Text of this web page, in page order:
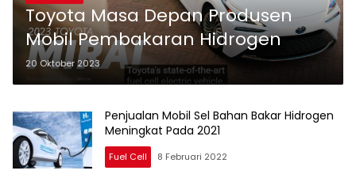
Toyota Masa Depan Produsen
Mobil Pembakaran Hidrogen
20 Oktober 2023
Penjualan Mobil Sel Bahan Bakar Hidrogen
Meningkat Pada 2021
Fuel Cell 8 Februari 2022